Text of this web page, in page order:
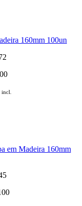
160mm 100un
em Madeira 160mm